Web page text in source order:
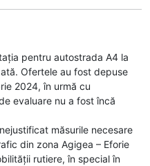
pentru autostrada A4 la
Ofertele au fost depuse
2024, în urmă cu
evaluare nu a fost încă
măsurile necesare
din zona Agigea – Eforie
rutiere, în special în